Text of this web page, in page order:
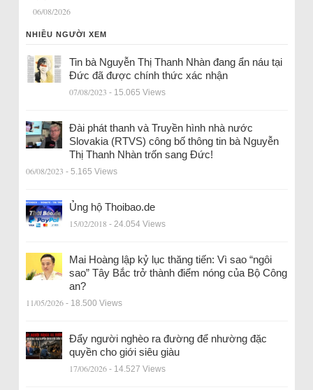
06/08/2026
NHIỀU NGƯỜI XEM
Tin bà Nguyễn Thị Thanh Nhàn đang ẩn náu tại
Đức đã được chính thức xác nhận
07/08/2023 - 15.065 Views
Đài phát thanh và Truyền hình nhà nước
Slovakia (RTVS) công bố thông tin bà Nguyễn
Thị Thanh Nhàn trốn sang Đức!
06/08/2023 - 5.165 Views
Ủng hộ Thoibao.de
15/02/2018 - 24.054 Views
Mai Hoàng lập kỷ lục thăng tiến: Vì sao “ngôi
sao” Tây Bắc trở thành điểm nóng của Bộ Công
an?
11/05/2026 - 18.500 Views
Đẩy người nghèo ra đường để nhường đặc
quyền cho giới siêu giàu
17/06/2026 - 14.527 Views